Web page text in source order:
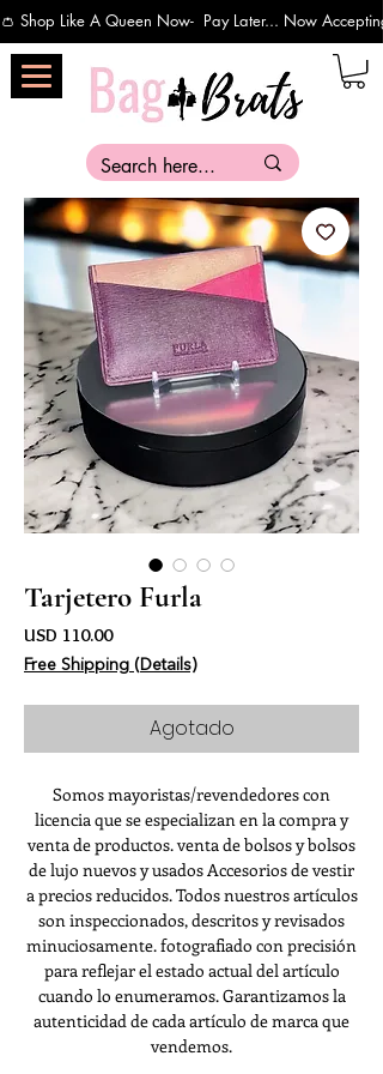
👛 Shop Like A Queen Now-  Pay Later... Now
Tarjetero Furla
USD 110.00Precio
Free Shipping (Details)
Agotado
Somos mayoristas/revendedores con
licencia que se especializan en la compra y
venta de productos. venta de bolsos y bolsos
de lujo nuevos y usados Accesorios de vestir
a precios reducidos. Todos nuestros artículos
son inspeccionados, descritos y revisados
minuciosamente. fotografiado con precisión
para reflejar el estado actual del artículo
cuando lo enumeramos. Garantizamos la
autenticidad de cada artículo de marca que
vendemos.